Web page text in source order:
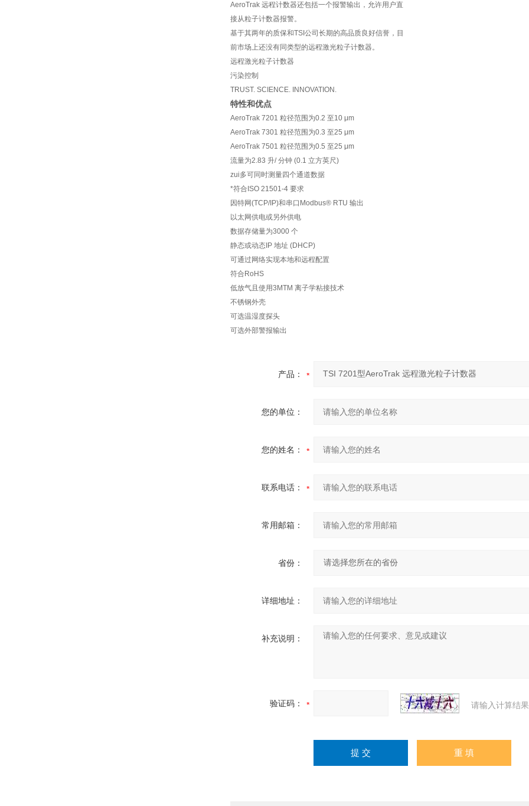
AeroTrak 远程计数器还包括一个报警输出，允许用户直
接从粒子计数器报警。
基于其两年的质保和TSI公司长期的高品质良好信誉，目
前市场上还没有同类型的远程激光粒子计数器。
远程激光粒子计数器
污染控制
TRUST. SCIENCE. INNOVATION.
特性和优点
AeroTrak 7201 粒径范围为0.2 至10 μm
AeroTrak 7301 粒径范围为0.3 至25 μm
AeroTrak 7501 粒径范围为0.5 至25 μm
流量为2.83 升/ 分钟 (0.1 立方英尺)
zui多可同时测量四个通道数据
*符合ISO 21501-4 要求
因特网(TCP/IP)和串口Modbus® RTU 输出
以太网供电或另外供电
数据存储量为3000 个
静态或动态IP 地址 (DHCP)
可通过网络实现本地和远程配置
符合RoHS
低放气且使用3MTM 离子学粘接技术
不锈钢外壳
可选温湿度探头
可选外部警报输出
产品：
您的单位：
您的姓名：
联系电话：
常用邮箱：
省份：
详细地址：
补充说明：
验证码： 请输入计算结